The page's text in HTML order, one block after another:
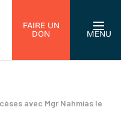
FAIRE UN
DON
MENU
avec Mgr Nahmias le